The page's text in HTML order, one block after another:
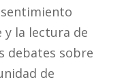
y la lectura de
debates sobre
de